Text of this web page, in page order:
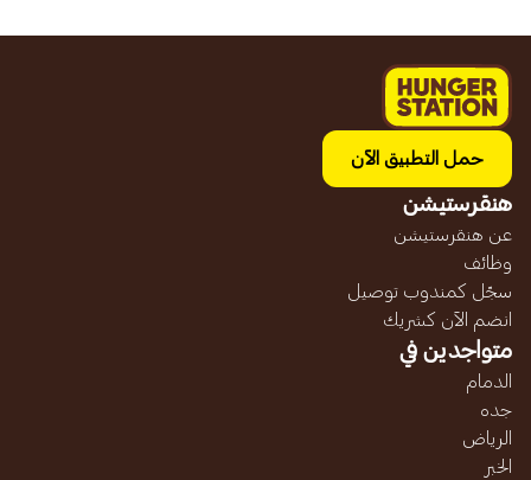
حمل التطبيق الآن
هنقرستيشن
عن هنقرستيشن
وظائف
سجّل كمندوب توصيل
انضم الآن كشريك
متواجدين في
الدمام
جده
الرياض
الخبر